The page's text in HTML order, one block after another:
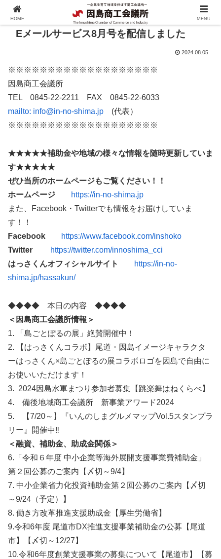
Eメールサービス8月号を配信しました
2024.08.05
※※※※※※※※※※※※※※※※※※※
因島商工会議所
TEL 0845-22-2211 FAX 0845-22-6033
mailto: info@in-no-shima.jp (代表）
※※※※※※※※※※※※※※※※※※※
★★★★★補助金や地域の様々な情報を随時更新していま
す★★★★★
ぜひ当所のホームページもご覧ください！！
ホームページ
https://in-no-shima.jp
また、Facebook・Twitterでも情報をお届けしていま
す！！
Facebook
https://www.facebook.com/inshoko
Twitter
https://twitter.com/innoshima_cci
はっさくんオフィシャルサイト
https://in-no-
shima.jp/hassakun/
◆◆◆◆ 本日の内容 ◆◆◆◆
＜因島商工会議所情報＞
1. 「島ごとぽるの展」絶賛開催中！
2. 【はっさくんコラボ】尾道・因島イメージキャラクタ
ーはっさくん×島ごとぽるの展コラボロゴを因島で自由に
お使いいただけます！
3. 2024因島水軍まつり参加者募集【跳楽舞はねくらべ】
4. 備後地域商工会議所 新事業アワード2024
5. 【7/20～】『いんのしまグルメマップVol.5スタンプラ
リー』開催中‼
＜融資、補助金、助成金関係＞
6.「令和６年度 中小企業等海外展開支援事業費補助金」
第２回公募のご案内【〆切～9/4】
7. 中小企業省力化投資補助金第２回公募のご案内【〆切
～9/24（予定）】
8. 働き方改革推進支援助成金【厚生労働省】
9.令和6年度 尾道市DX推進支援事業補助金の公募【尾道
市】【〆切～12/27】
10.令和6年度創業支援事業の募集について【尾道市】【募
HOME MENU